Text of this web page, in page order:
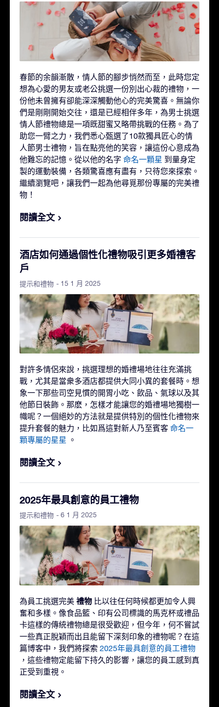
春節的余韻漸散，情人節的腳步悄然而至，此時您定
想為心愛的男友或老公挑選一份別出心裁的禮物，一
份他未曾擁有卻能深深觸動他心的完美驚喜。無論你
們是剛剛開始交往，還是已經相伴多年，為男士挑選
情人節禮物總是一項既甜蜜又略帶挑戰的任務。為了
助您一臂之力，我們悉心甄選了10款獨具匠心的情
人節男士禮物，旨在點亮他的笑容，讓這份心意成為
他難忘的記憶。從以他的名字 命名一顆星 到量身定
製的運動裝備，各類驚喜應有盡有，只待您來探索。
繼續瀏覽吧，讓我們一起為他尋覓那份專屬的完美禮
物！
閱讀全文
酒店如何通過個性化禮物吸引更多婚禮客
戶
提示和禮物 - 15 1 月 2025
對許多情侶來說，挑選理想的婚禮場地往往充滿挑
戰，尤其是當衆多酒店都提供大同小異的套餐時。想
象一下那些司空見慣的開胃小吃、飲品、氣球以及其
他節日裝飾。那麽，怎樣才能讓您的婚禮場地獨樹一
幟呢？一個絕妙的方法就是提供特別的個性化禮物來
提升套餐的魅力，比如爲這對新人乃至賓客 命名一
顆專屬的星星
。
閱讀全文
2025年最具創意的員工禮物
提示和禮物 - 6 1 月 2025
為員工挑選完美 禮物 比以往任何時候都更加令人興
奮和多樣。像食品籃、印有公司標識的馬克杯或禮品
卡這樣的傳統禮物總是很受歡迎，但今年，何不嘗試
一些真正脫穎而出且能留下深刻印象的禮物呢？在這
篇博客中，我們將探索 2025年最具創意的員工禮物
，這些禮物定能留下持久的影響，讓您的員工感到真
正受到重視。
閱讀全文